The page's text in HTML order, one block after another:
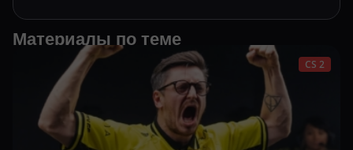
Материалы по теме
CS 2